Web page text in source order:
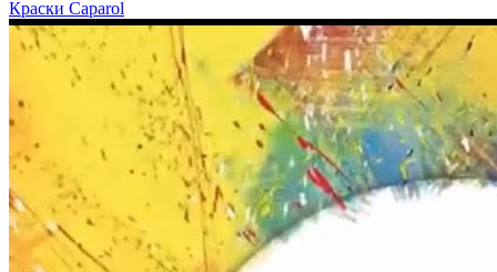
Краски Caparol